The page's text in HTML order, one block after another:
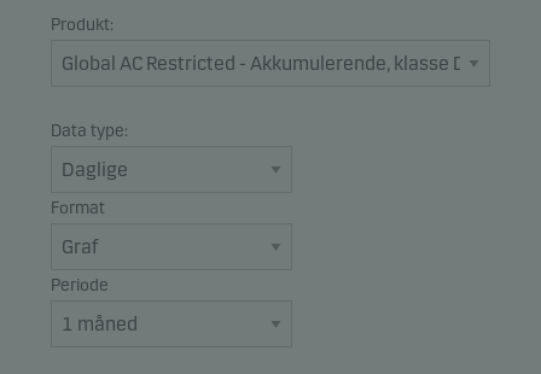
Produkt:
Data type:
Format
Periode